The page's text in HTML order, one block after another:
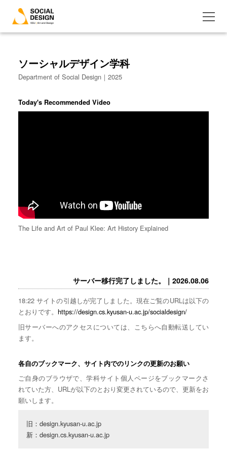
ソーシャルデザイン学科
Department of Social Design｜2025
Today's Recommended Video
The Life and Art of Paul Klee: Art History Explained
サーバー移行完了しました。｜2026.08.06
18:22 サイトの引越しが完了しました。現在ご覧のURLは以下の
とおりです。 https://design.cs.kyusan-u.ac.jp/socialdesign/
旧サーバーへのアクセスについては、こちらへ自動転送してい
ます。
各自のブックマーク、サイト内でのリンクの更新のお願い
ご自身のブラウザで、学科サイト個人ページをブックマークさ
れていた方、URLが以下のとおり変更されているので、更新をお
願いします。
旧：design.kyusan-u.ac.jp
新：design.cs.kyusan-u.ac.jp